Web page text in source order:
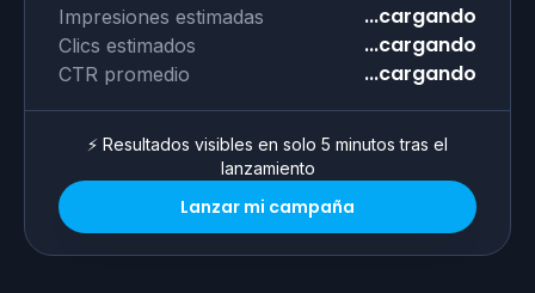
Impresiones estimadas ...cargando
Clics estimados ...cargando
CTR promedio ...cargando
⚡ Resultados visibles en solo 5 minutos tras el
lanzamiento
Lanzar mi campaña